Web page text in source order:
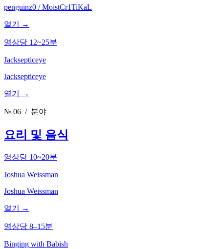
penguinz0 / MoistCr1TiKaL
열기 →
영상당 12~25분
Jacksepticeye
Jacksepticeye
열기 →
№ 06 / 분야
요리 및 음식
영상당 10~20분
Joshua Weissman
Joshua Weissman
열기 →
영상당 8–15분
Binging with Babish